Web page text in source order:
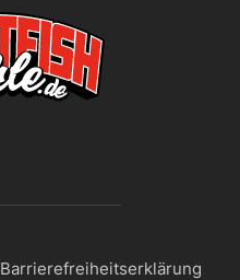
Barrierefreiheitserklärung